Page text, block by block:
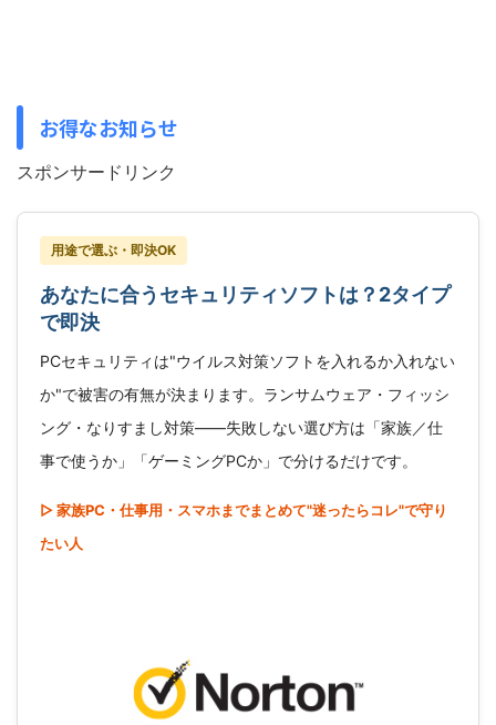
お得なお知らせ
スポンサードリンク
用途で選ぶ・即決OK
あなたに合うセキュリティソフトは？2タイプ
で即決
PCセキュリティは"ウイルス対策ソフトを入れるか入れない
か"で被害の有無が決まります。ランサムウェア・フィッシ
ング・なりすまし対策――失敗しない選び方は「家族／仕
事で使うか」「ゲーミングPCか」で分けるだけです。
▷ 家族PC・仕事用・スマホまでまとめて"迷ったらコレ"で守り
たい人